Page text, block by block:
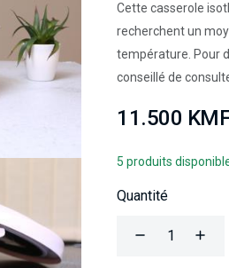
Cette casserole
recherchent un
température. Pour
conseillé de
11.500
5 produits
Quantité